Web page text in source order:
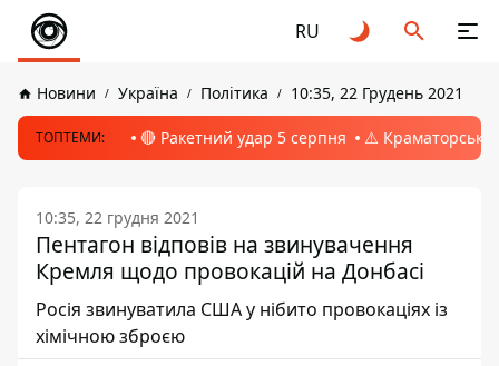
RU
Новини Україна Політика 10:35, 22 Грудень 2021
ТОПТЕМИ: 🔴 Ракетний удар 5 серпня ⚠️ Краматорськ,
10:35, 22 грудня 2021
Пентагон відповів на звинувачення
Кремля щодо провокацій на Донбасі
Росія звинуватила США у нібито провокаціях із
хімічною зброєю